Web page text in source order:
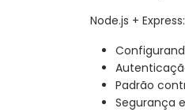
Node.js +
Padrão
Segurança